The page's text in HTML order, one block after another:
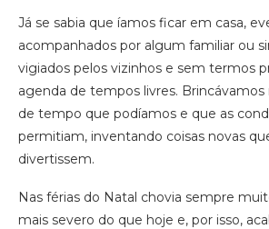
Já se sabia que íamos ficar em casa,
acompanhados por algum familiar ou
vigiados pelos vizinhos e sem termos
agenda de tempos livres. Brincávamos
de tempo que podíamos e que as
permitiam, inventando coisas novas
divertissem.
Nas férias do Natal chovia sempre
mais severo do que hoje e, por isso,